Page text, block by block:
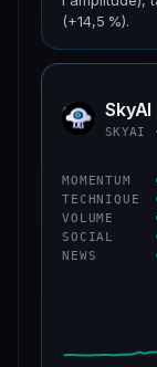
(+14,5 %).
CAP.
VAR. 7 J
VS ATH
−3,2 %
CONFIANCE
SKYA SkyAI
SKYAI
MOMENTUM
TECHNIQUE
VOLUME
SOCIAL
NEWS